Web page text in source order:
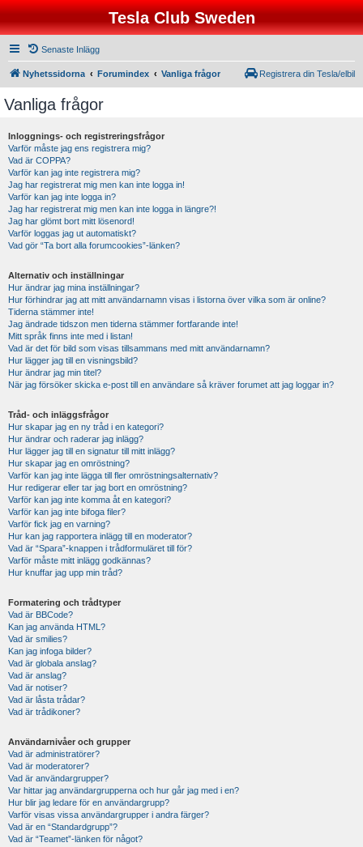
Tesla Club Sweden
Senaste Inlägg
Nyhetssidorna Forumindex Vanliga frågor Registrera din Tesla/elbil
Vanliga frågor
Inloggnings- och registreringsfrågor
Varför måste jag ens registrera mig?
Vad är COPPA?
Varför kan jag inte registrera mig?
Jag har registrerat mig men kan inte logga in!
Varför kan jag inte logga in?
Jag har registrerat mig men kan inte logga in längre?!
Jag har glömt bort mitt lösenord!
Varför loggas jag ut automatiskt?
Vad gör “Ta bort alla forumcookies”-länken?
Alternativ och inställningar
Hur ändrar jag mina inställningar?
Hur förhindrar jag att mitt användarnamn visas i listorna över vilka som är online?
Tiderna stämmer inte!
Jag ändrade tidszon men tiderna stämmer fortfarande inte!
Mitt språk finns inte med i listan!
Vad är det för bild som visas tillsammans med mitt användarnamn?
Hur lägger jag till en visningsbild?
Hur ändrar jag min titel?
När jag försöker skicka e-post till en användare så kräver forumet att jag loggar in?
Tråd- och inläggsfrågor
Hur skapar jag en ny tråd i en kategori?
Hur ändrar och raderar jag inlägg?
Hur lägger jag till en signatur till mitt inlägg?
Hur skapar jag en omröstning?
Varför kan jag inte lägga till fler omröstningsalternativ?
Hur redigerar eller tar jag bort en omröstning?
Varför kan jag inte komma åt en kategori?
Varför kan jag inte bifoga filer?
Varför fick jag en varning?
Hur kan jag rapportera inlägg till en moderator?
Vad är “Spara”-knappen i trådformuläret till för?
Varför måste mitt inlägg godkännas?
Hur knuffar jag upp min tråd?
Formatering och trådtyper
Vad är BBCode?
Kan jag använda HTML?
Vad är smilies?
Kan jag infoga bilder?
Vad är globala anslag?
Vad är anslag?
Vad är notiser?
Vad är låsta trådar?
Vad är trådikoner?
Användarnivåer och grupper
Vad är administratörer?
Vad är moderatorer?
Vad är användargrupper?
Var hittar jag användargrupperna och hur går jag med i en?
Hur blir jag ledare för en användargrupp?
Varför visas vissa användargrupper i andra färger?
Vad är en “Standardgrupp”?
Vad är “Teamet”-länken för något?